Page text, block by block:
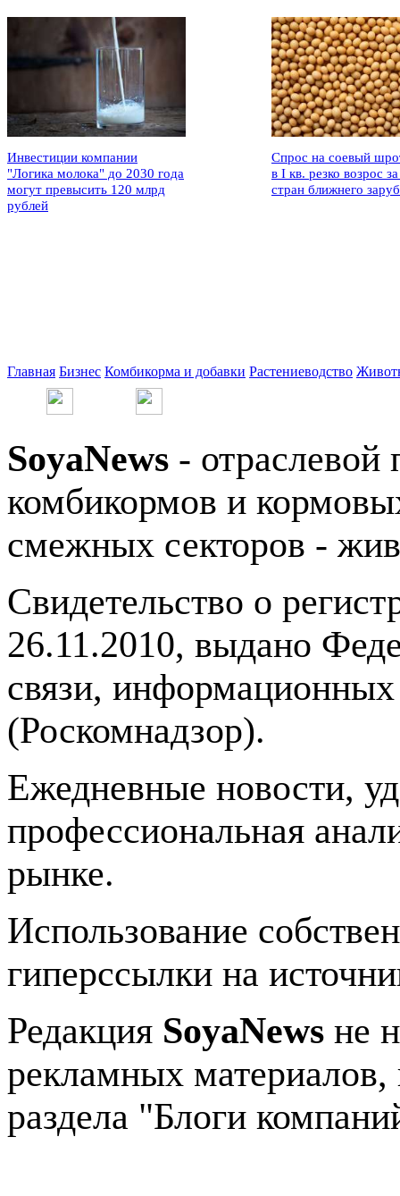
Инвестиции компании
"Логика молока" до 2030 года
могут превысить 120 млрд
рублей
Спрос на соевый
в I кв. резко возрос
стран ближнего
Главная Бизнес Комбикорма и добавки Растениеводство
SoyaNews - отраслевой
комбикормов и
смежных секторов -
Свидетельство о
26.11.2010, выдано
связи,
(Роскомнадзор).
Ежедневные новости,
профессиональная
рынке.
Использование
гиперссылки на
Редакция SoyaNews не
рекламных
раздела "Блоги